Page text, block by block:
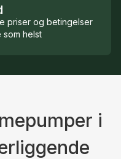
priser og betingelser
helst
i